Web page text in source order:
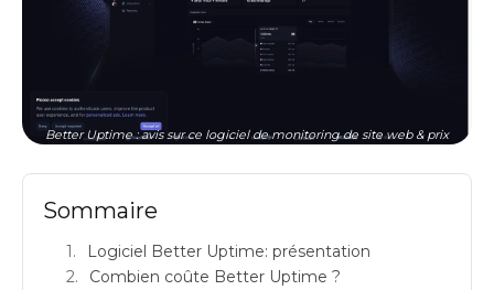
Better Uptime : avis sur ce logiciel de monitoring de site web & prix
Sommaire
Logiciel Better Uptime: présentation
Combien coûte Better Uptime ?